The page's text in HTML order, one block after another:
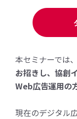
本セミナーでは
お招きし、協創
Web広告運用の
現在のデジタル